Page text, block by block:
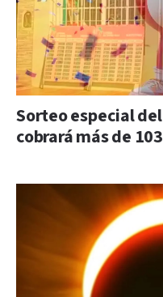
Sorteo especial
cobrará más de